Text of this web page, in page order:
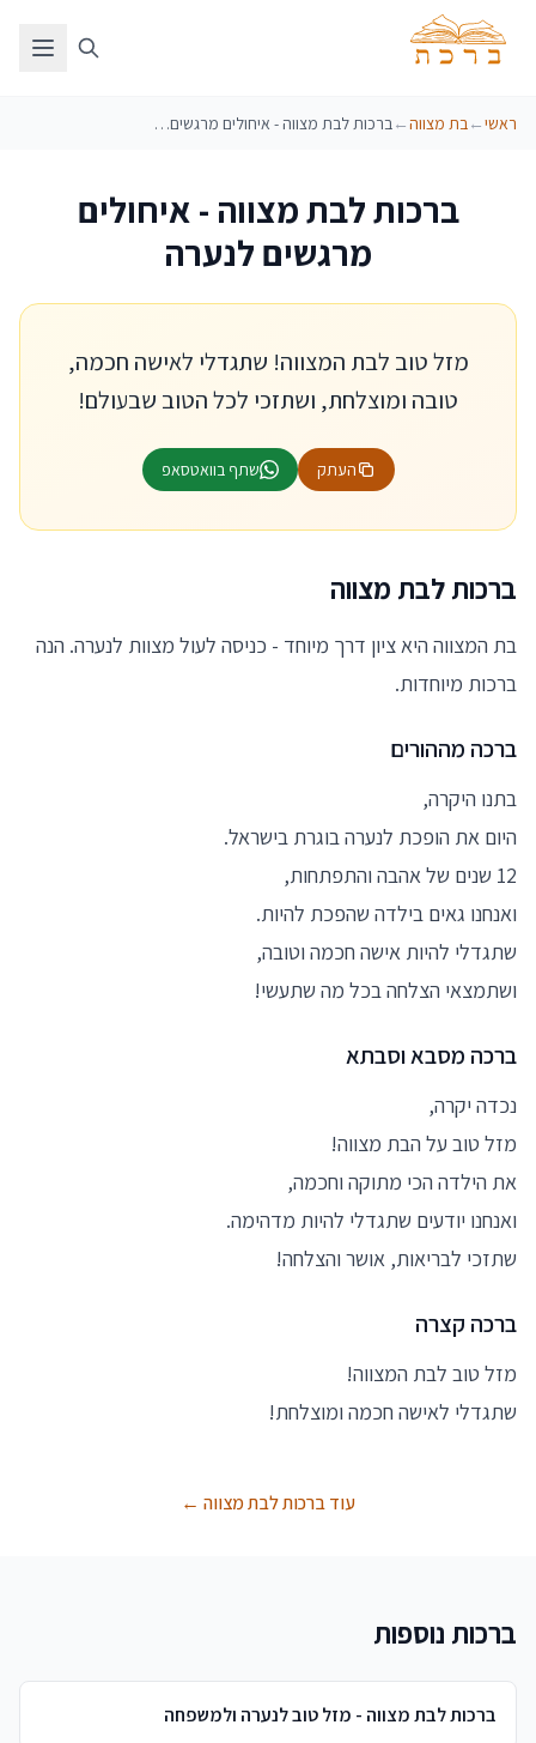
ראשי←בת מצווה← ברכות לבת מצווה - איחולים מרגשים לנערה
ברכות לבת מצווה - איחולים
מרגשים לנערה
מזל טוב לבת המצווה! שתגדלי לאישה חכמה,
טובה ומוצלחת, ושתזכי לכל הטוב שבעולם!
העתק שתף בוואטסאפ
ברכות לבת מצווה
בת המצווה היא ציון דרך מיוחד - כניסה לעול מצוות לנערה. הנה
ברכות מיוחדות.
ברכה מההורים
בתנו היקרה,
היום את הופכת לנערה בוגרת בישראל.
12 שנים של אהבה והתפתחות,
ואנחנו גאים בילדה שהפכת להיות.
שתגדלי להיות אישה חכמה וטובה,
ושתמצאי הצלחה בכל מה שתעשי!
ברכה מסבא וסבתא
נכדה יקרה,
מזל טוב על הבת מצווה!
את הילדה הכי מתוקה וחכמה,
ואנחנו יודעים שתגדלי להיות מדהימה.
שתזכי לבריאות, אושר והצלחה!
ברכה קצרה
מזל טוב לבת המצווה!
שתגדלי לאישה חכמה ומוצלחת!
עוד ברכות לבת מצווה ←
ברכות נוספות
ברכות לבת מצווה - מזל טוב לנערה ולמשפחה